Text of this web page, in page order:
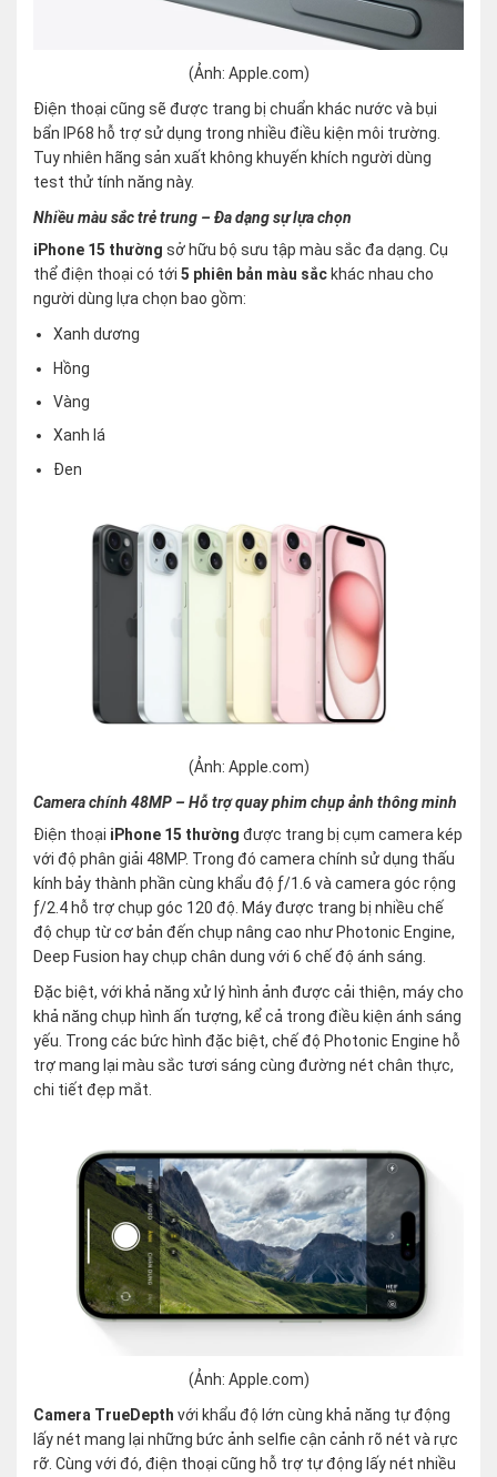
(Ảnh: Apple.com)
Điện thoại cũng sẽ được trang bị chuẩn khác nước và bụi
bẩn IP68 hỗ trợ sử dụng trong nhiều điều kiện môi trường.
Tuy nhiên hãng sản xuất không khuyến khích người dùng
test thử tính năng này.
Nhiều màu sắc trẻ trung – Đa dạng sự lựa chọn
iPhone 15 thường sở hữu bộ sưu tập màu sắc đa dạng. Cụ
thể điện thoại có tới 5 phiên bản màu sắc khác nhau cho
người dùng lựa chọn bao gồm:
Xanh dương
Hồng
Vàng
Xanh lá
Đen
(Ảnh: Apple.com)
Camera chính 48MP – Hỗ trợ quay phim chụp ảnh thông minh
Điện thoại iPhone 15 thường được trang bị cụm camera kép
với độ phân giải 48MP. Trong đó camera chính sử dụng thấu
kính bảy thành phần cùng khẩu độ ƒ/1.6 và camera góc rộng
ƒ/2.4 hỗ trợ chụp góc 120 độ. Máy được trang bị nhiều chế
độ chụp từ cơ bản đến chụp nâng cao như Photonic Engine,
Deep Fusion hay chụp chân dung với 6 chế độ ánh sáng.
Đặc biệt, với khả năng xử lý hình ảnh được cải thiện, máy cho
khả năng chụp hình ấn tượng, kể cả trong điều kiện ánh sáng
yếu. Trong các bức hình đặc biệt, chế độ Photonic Engine hỗ
trợ mang lại màu sắc tươi sáng cùng đường nét chân thực,
chi tiết đẹp mắt.
(Ảnh: Apple.com)
Camera TrueDepth với khẩu độ lớn cùng khả năng tự động
lấy nét mang lại những bức ảnh selfie cận cảnh rõ nét và rực
rỡ. Cùng với đó, điện thoại cũng hỗ trợ tự động lấy nét nhiều